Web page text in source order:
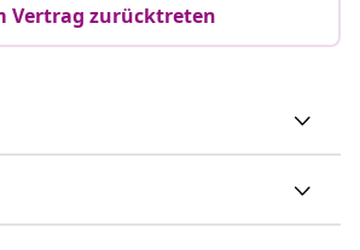
Vertrag zurücktreten